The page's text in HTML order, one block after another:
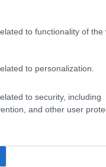
to functionality of the
to personalization.
to security, including
and other user
να αποκτούν
ο ένας
ένα όπλο
ένα όπλο.